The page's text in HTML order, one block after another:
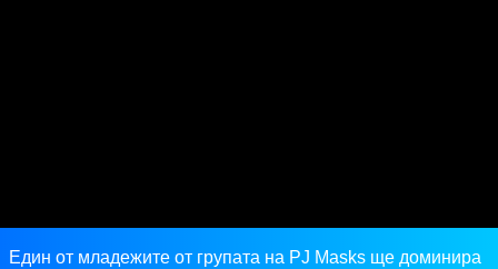
Един от младежите от групата на PJ Masks ще доминира